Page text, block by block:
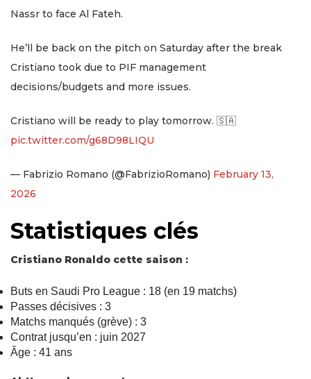
Nassr to face Al Fateh.
He’ll be back on the pitch on Saturday after the break
Cristiano took due to PIF management
decisions/budgets and more issues.
Cristiano will be ready to play tomorrow. 🇸🇦
pic.twitter.com/g68D98LIQU
— Fabrizio Romano (@FabrizioRomano) February 13,
2026
Statistiques clés
Cristiano Ronaldo cette saison :
Buts en Saudi Pro League : 18 (en 19 matchs)
Passes décisives : 3
Matchs manqués (grève) : 3
Contrat jusqu’en : juin 2027
Âge : 41 ans